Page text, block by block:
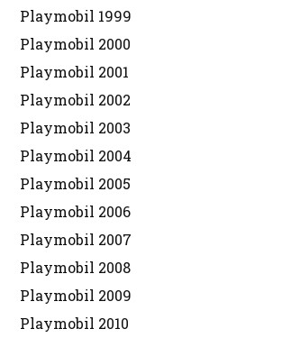
Playmobil 1999
Playmobil 2000
Playmobil 2001
Playmobil 2002
Playmobil 2003
Playmobil 2004
Playmobil 2005
Playmobil 2006
Playmobil 2007
Playmobil 2008
Playmobil 2009
Playmobil 2010